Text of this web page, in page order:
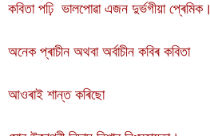
কবিতা পঢ়ি ভালপোৱা এজন দুৰ্ভগীয়া প্ৰেমিক।
অনেক প্ৰাচীন অথবা অৰ্বাচীন কবিৰ কবিতা
আওৰাই শান্ত কৰিছো